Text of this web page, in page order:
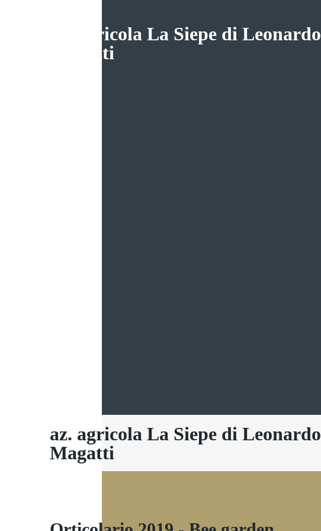
az. agricola La Siepe di Leonardo
Magatti
az. agricola La Siepe di Leonardo
Magatti